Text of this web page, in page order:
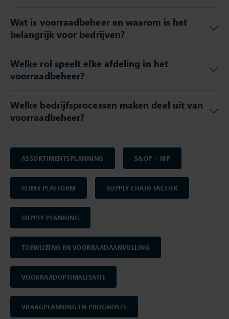
Wat is voorraadbeheer en waarom is het
belangrijk voor bedrijven?
Welke rol speelt elke afdeling in het
voorraadbeheer?
Welke bedrijfsprocessen maken deel uit van
voorraadbeheer?
ASSORTIMENTSPLANNING S&OP + IBP
SLIM4 PLATFORM SUPPLY CHAIN TACTIEK
SUPPLY PLANNING
TOEWIJZING EN VOORRAADAANVULLING
VOORRAADOPTIMALISATIE
VRAAGPLANNING EN PROGNOSES